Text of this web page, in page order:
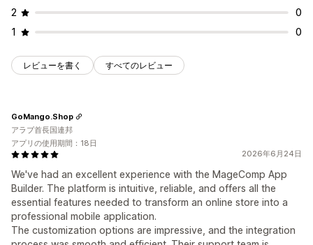
2
0
1
0
レビューを書く すべてのレビュー
2026年6月24日
We've had an excellent experience with the MageComp App
Builder. The platform is intuitive, reliable, and offers all the
essential features needed to transform an online store into a
professional mobile application.
The customization options are impressive, and the integration
GoMango.Shop
アラブ首長国連邦
アプリの使用期間：18日